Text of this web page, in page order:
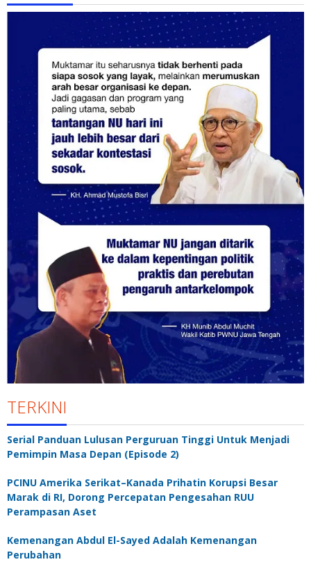
TERKINI
Serial Panduan Lulusan Perguruan Tinggi Untuk Menjadi
Pemimpin Masa Depan (Episode 2)
PCINU Amerika Serikat–Kanada Prihatin Korupsi Besar
Marak di RI, Dorong Percepatan Pengesahan RUU
Perampasan Aset
Kemenangan Abdul El-Sayed Adalah Kemenangan
Perubahan